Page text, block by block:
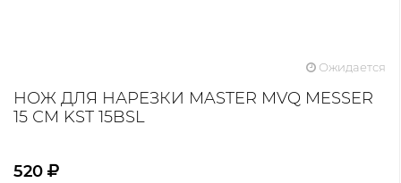
Ожидается
НОЖ ДЛЯ НАРЕЗКИ MASTER MVQ MESSER
15 СМ KST 15BSL
520